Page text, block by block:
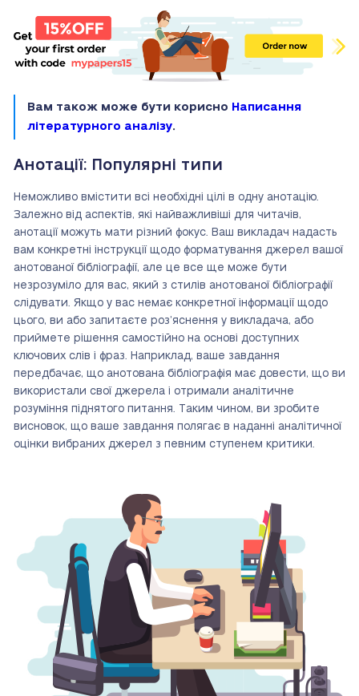
Вам також може бути корисно Написання
літературного аналізу.
Анотації: Популярні типи
Неможливо вмістити всі необхідні цілі в одну анотацію.
Залежно від аспектів, які найважливіші для читачів,
анотації можуть мати різний фокус. Ваш викладач надасть
вам конкретні інструкції щодо форматування джерел вашої
анотованої бібліографії, але це все ще може бути
незрозуміло для вас, який з стилів анотованої бібліографії
слідувати. Якщо у вас немає конкретної інформації щодо
цього, ви або запитаєте роз’яснення у викладача, або
приймете рішення самостійно на основі доступних
ключових слів і фраз. Наприклад, ваше завдання
передбачає, що анотована бібліографія має довести, що ви
використали свої джерела і отримали аналітичне
розуміння піднятого питання. Таким чином, ви зробите
висновок, що ваше завдання полягає в наданні аналітичної
оцінки вибраних джерел з певним ступенем критики.